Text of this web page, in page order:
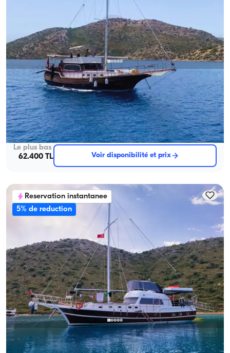
Marmaris, Muğla Nouveau bateau
4-cabines Gulet to Explore the Stunning Coves of Marmaris
Avec capitaine
Goelette
Navigation 8 Pers. · 4 Cabine · 20.00m
Le plus bas
62.400 TL
Voir disponibilité et prix
Reservation instantanee
5% de reduction
Marmaris, Muğla Nouveau bateau